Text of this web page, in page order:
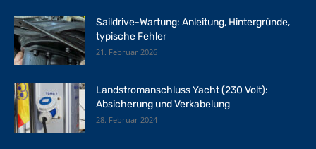
Saildrive-Wartung: Anleitung, Hintergründe,
typische Fehler
21. Februar 2026
Landstromanschluss Yacht (230 Volt):
Absicherung und Verkabelung
28. Februar 2024